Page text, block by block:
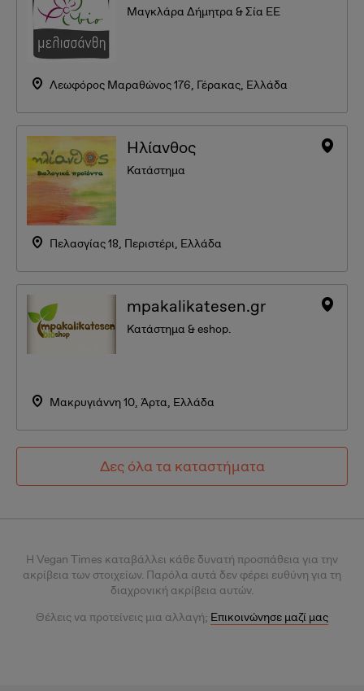
Μαγκλάρα Δήμητρα & Σία ΕΕ
Λεωφόρος Μαραθώνος 176, Γέρακας, Ελλάδα
Ηλίανθος
Κατάστημα
Πελασγίας 18, Περιστέρι, Ελλάδα
mpakalikatesen.gr
Κατάστημα & eshop.
Μακρυγιάννη 10, Άρτα, Ελλάδα
Δες όλα τα καταστήματα
Η Vegan Times καταβάλλει κάθε δυνατή προσπάθεια για την
ακρίβεια των στοιχείων. Παρόλα αυτά δεν φέρει ευθύνη για τη
διαχρονική ακρίβεια αυτών.
Θέλεις να προτείνεις μια αλλαγή; Επικοινώνησε μαζί μας